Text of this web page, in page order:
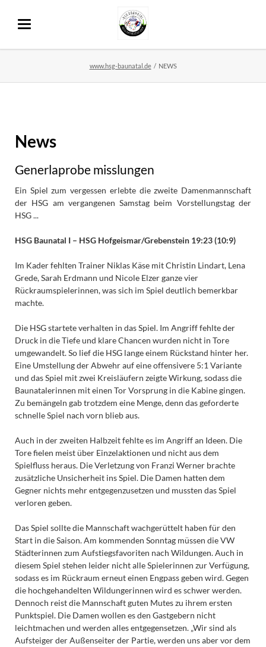
www.hsg-baunatal.de NEWS
News
Generlaprobe misslungen
Ein Spiel zum vergessen erlebte die zweite Damenmannschaft
der HSG am vergangenen Samstag beim Vorstellungstag der
HSG ...
HSG Baunatal I – HSG Hofgeismar/Grebenstein 19:23 (10:9)
Im Kader fehlten Trainer Niklas Käse mit Christin Lindart, Lena
Grede, Sarah Erdmann und Nicole Elzer ganze vier
Rückraumspielerinnen, was sich im Spiel deutlich bemerkbar
machte.
Die HSG startete verhalten in das Spiel. Im Angriff fehlte der
Druck in die Tiefe und klare Chancen wurden nicht in Tore
umgewandelt. So lief die HSG lange einem Rückstand hinter her.
Eine Umstellung der Abwehr auf eine offensivere 5:1 Variante
und das Spiel mit zwei Kreisläufern zeigte Wirkung, sodass die
Baunatalerinnen mit einen Tor Vorsprung in die Kabine gingen.
Zu bemängeln gab trotzdem eine Menge, denn das geforderte
schnelle Spiel nach vorn blieb aus.
Auch in der zweiten Halbzeit fehlte es im Angriff an Ideen. Die
Tore fielen meist über Einzelaktionen und nicht aus dem
Spielfluss heraus. Die Verletzung von Franzi Werner brachte
zusätzliche Unsicherheit ins Spiel. Die Damen hatten dem
Gegner nichts mehr entgegenzusetzen und mussten das Spiel
verloren geben.
Das Spiel sollte die Mannschaft wachgerüttelt haben für den
Start in die Saison. Am kommenden Sonntag müssen die VW
Städterinnen zum Aufstiegsfavoriten nach Wildungen. Auch in
diesem Spiel stehen leider nicht alle Spielerinnen zur Verfügung,
sodass es im Rückraum erneut einen Engpass geben wird. Gegen
die hochgehandelten Wildungerinnen wird es schwer werden.
Dennoch reist die Mannschaft guten Mutes zu ihrem ersten
Punktspiel. Die Damen wollen es den Gastgebern nicht
leichtmachen und werden alles entgegensetzen. „Wir sind als
Aufsteiger der Außenseiter der Partie, werden uns aber vor dem